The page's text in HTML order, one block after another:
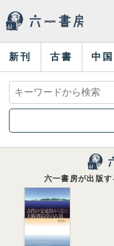
新刊 古書 中
六一書房が出版す